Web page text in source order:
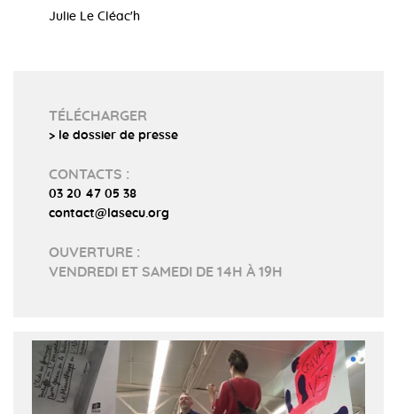
Julie Le Cléac'h
TÉLÉCHARGER
> le dossier de presse
CONTACTS :
03 20 47 05 38
contact@lasecu.org
OUVERTURE :
VENDREDI ET SAMEDI DE 14H À 19H